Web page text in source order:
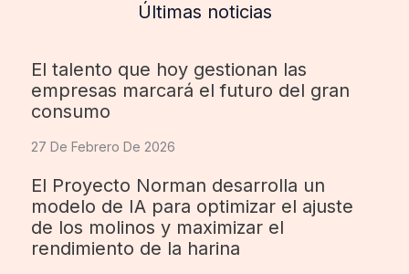
Últimas noticias
El talento que hoy gestionan las
empresas marcará el futuro del gran
consumo
27 De Febrero De 2026
El Proyecto Norman desarrolla un
modelo de IA para optimizar el ajuste
de los molinos y maximizar el
rendimiento de la harina